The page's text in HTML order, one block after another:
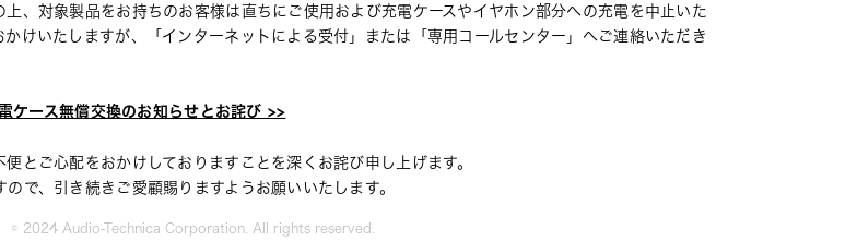
、 対象製品をお持ちのお客様は直ちにご使用および充電ケースやイヤホン部分への充電を中止いた
けいたしますが、「インターネットによる受付」または「専用コールセンター」へご連絡いただき
ケース無償交換のお知らせとお詫び >>
とご心配をおかけしておりますことを深くお詫び申し上げます。
で、引き続きご愛顧賜りますようお願いいたします。
© 2024 Audio-Technica Corporation. All rights reserved.